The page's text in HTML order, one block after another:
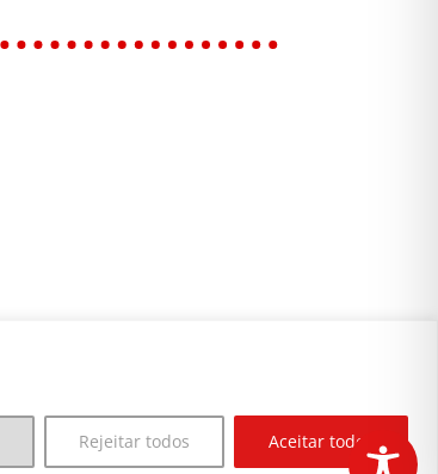
Rejeitar todos Aceitar todos